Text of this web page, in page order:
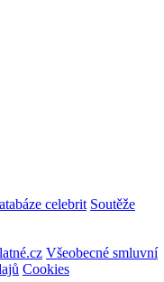
celebrit Soutěže
Všeobecné smluvní
Cookies